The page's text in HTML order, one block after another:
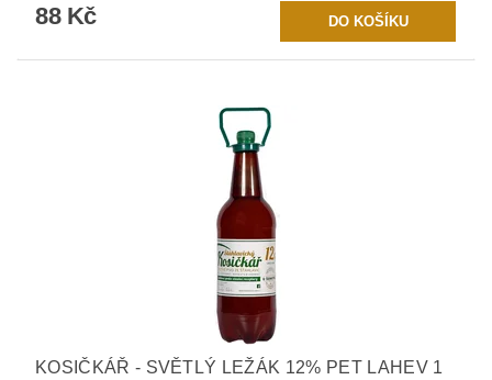
88 Kč
KOSIČKÁŘ - SVĚTLÝ LEŽÁK 12% PET LAHEV 1